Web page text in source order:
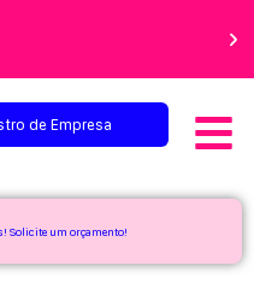
de Empresa
Solicite um orçamento!